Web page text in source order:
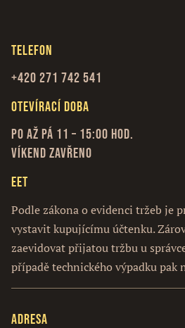
Telefon
+420 271 742 541
Otevírací doba
Po až Pá 11 – 15:00 hod.
Víkend zavřeno
EET
Podle zákona o evidenci tržeb je
vystavit kupujícímu účtenku.
zaevidovat přijatou tržbu u
případě technického výpadku
Adresa